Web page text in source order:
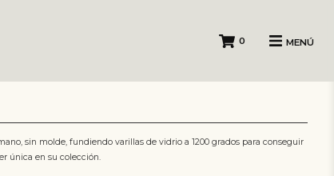
0 MENÚ
sin molde, fundiendo varillas de vidrio a 1200 grados para conseguir
única en su colección.